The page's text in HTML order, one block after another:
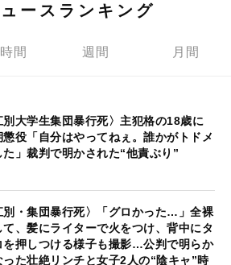
ースランキング
間 週間 月間
別大学生集団暴行死〉主犯格の18歳に
懲役「自分はやってねぇ。誰かがトドメ
た」裁判で明かされた“他責ぶり”
別・集団暴行死〉「グロかった…」全裸
て、髪にライターで火をつけ、背中にタ
を押しつける様子も撮影…公判で明らか
った壮絶リンチと女子2人の“陰キャ”時